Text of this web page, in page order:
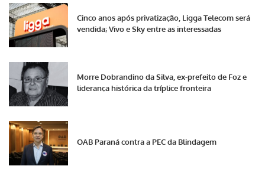
Cinco anos após privatização, Ligga Telecom será
vendida; Vivo e Sky entre as interessadas
Morre Dobrandino da Silva, ex-prefeito de Foz e
liderança histórica da tríplice fronteira
OAB Paraná contra a PEC da Blindagem